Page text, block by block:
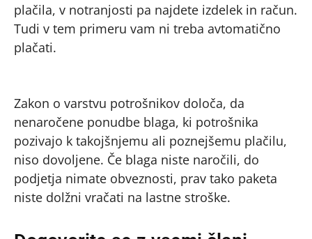
plačila, v notranjosti pa najdete izdelek in račun.
Tudi v tem primeru vam ni treba avtomatično
plačati.
Zakon o varstvu potrošnikov določa, da
nenaročene ponudbe blaga, ki potrošnika
pozivajo k takojšnjemu ali poznejšemu plačilu,
niso dovoljene. Če blaga niste naročili, do
podjetja nimate obveznosti, prav tako paketa
niste dolžni vračati na lastne stroške.